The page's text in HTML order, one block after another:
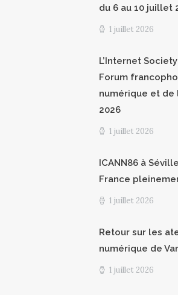
du 6 au 10 juillet
1 juillet 2026
L’Internet
Forum
numérique et de
2026
1 juillet 2026
ICANN86 à
France
1 juillet 2026
Retour sur les
numérique de
1 juillet 2026